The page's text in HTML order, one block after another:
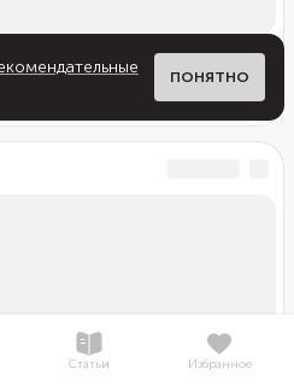
ПОНЯТНО
Статьи Избранное